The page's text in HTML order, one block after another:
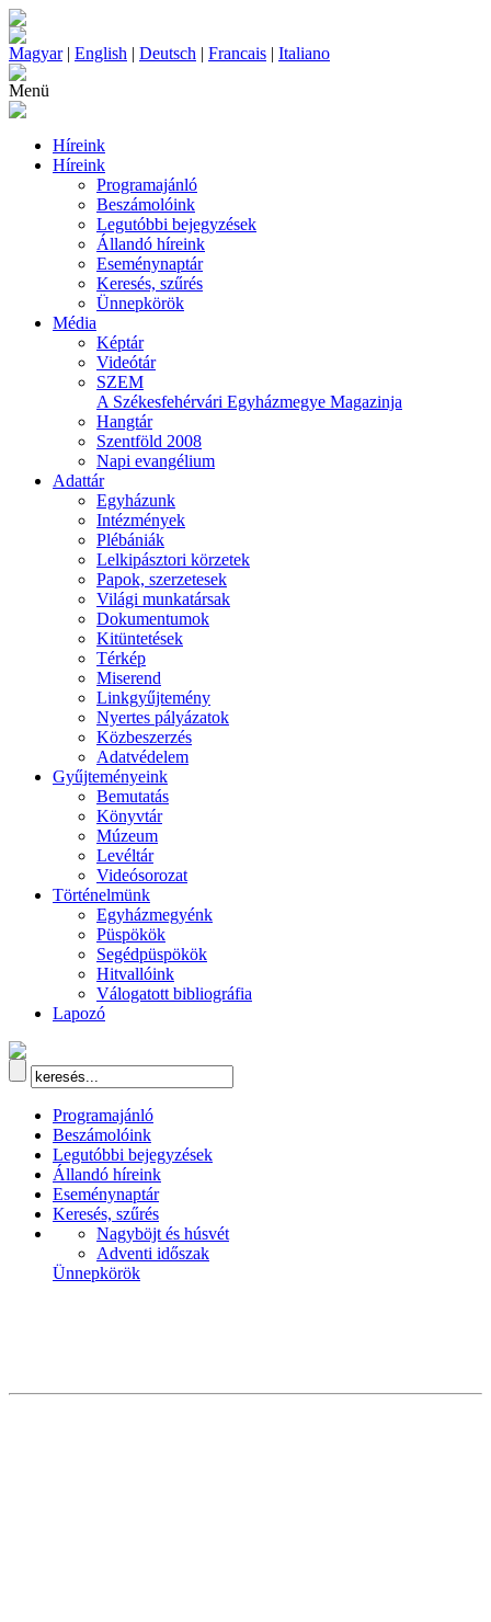
Magyar| English | Deutsch | Francais | Italiano
Menü
Híreink
Híreink
Programajánló
Beszámolóink
Legutóbbi bejegyzések
Állandó híreink
Eseménynaptár
Keresés, szűrés
Ünnepkörök
Média
Képtár
Videótár
SZEM
A Székesfehérvári Egyházmegye Magazinja
Hangtár
Szentföld 2008
Napi evangélium
Adattár
Egyházunk
Intézmények
Plébániák
Lelkipásztori körzetek
Papok, szerzetesek
Világi munkatársak
Dokumentumok
Kitüntetések
Térkép
Miserend
Linkgyűjtemény
Nyertes pályázatok
Közbeszerzés
Adatvédelem
Gyűjteményeink
Bemutatás
Könyvtár
Múzeum
Levéltár
Videósorozat
Történelmünk
Egyházmegyénk
Püspökök
Segédpüspökök
Hitvallóink
Válogatott bibliográfia
Lapozó
Programajánló
Beszámolóink
Legutóbbi bejegyzések
Állandó híreink
Eseménynaptár
Keresés, szűrés
Nagyböjt és húsvét
Adventi időszak
Ünnepkörök